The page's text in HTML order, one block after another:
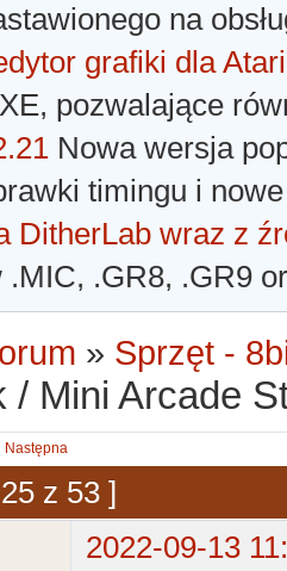
na
grafiki dla Atari
pozwalające
Nowa wersja
timingu i
DitherLab wraz z
.MIC, .GR8, .GR9
» Sprzęt -
/ Mini Arcade
Następna
z 53 ]
2022-09-13